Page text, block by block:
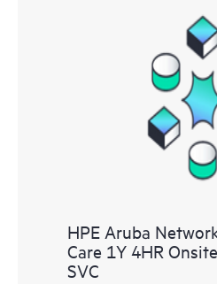
HPE Aruba
Care 1Y 4HR
SVC